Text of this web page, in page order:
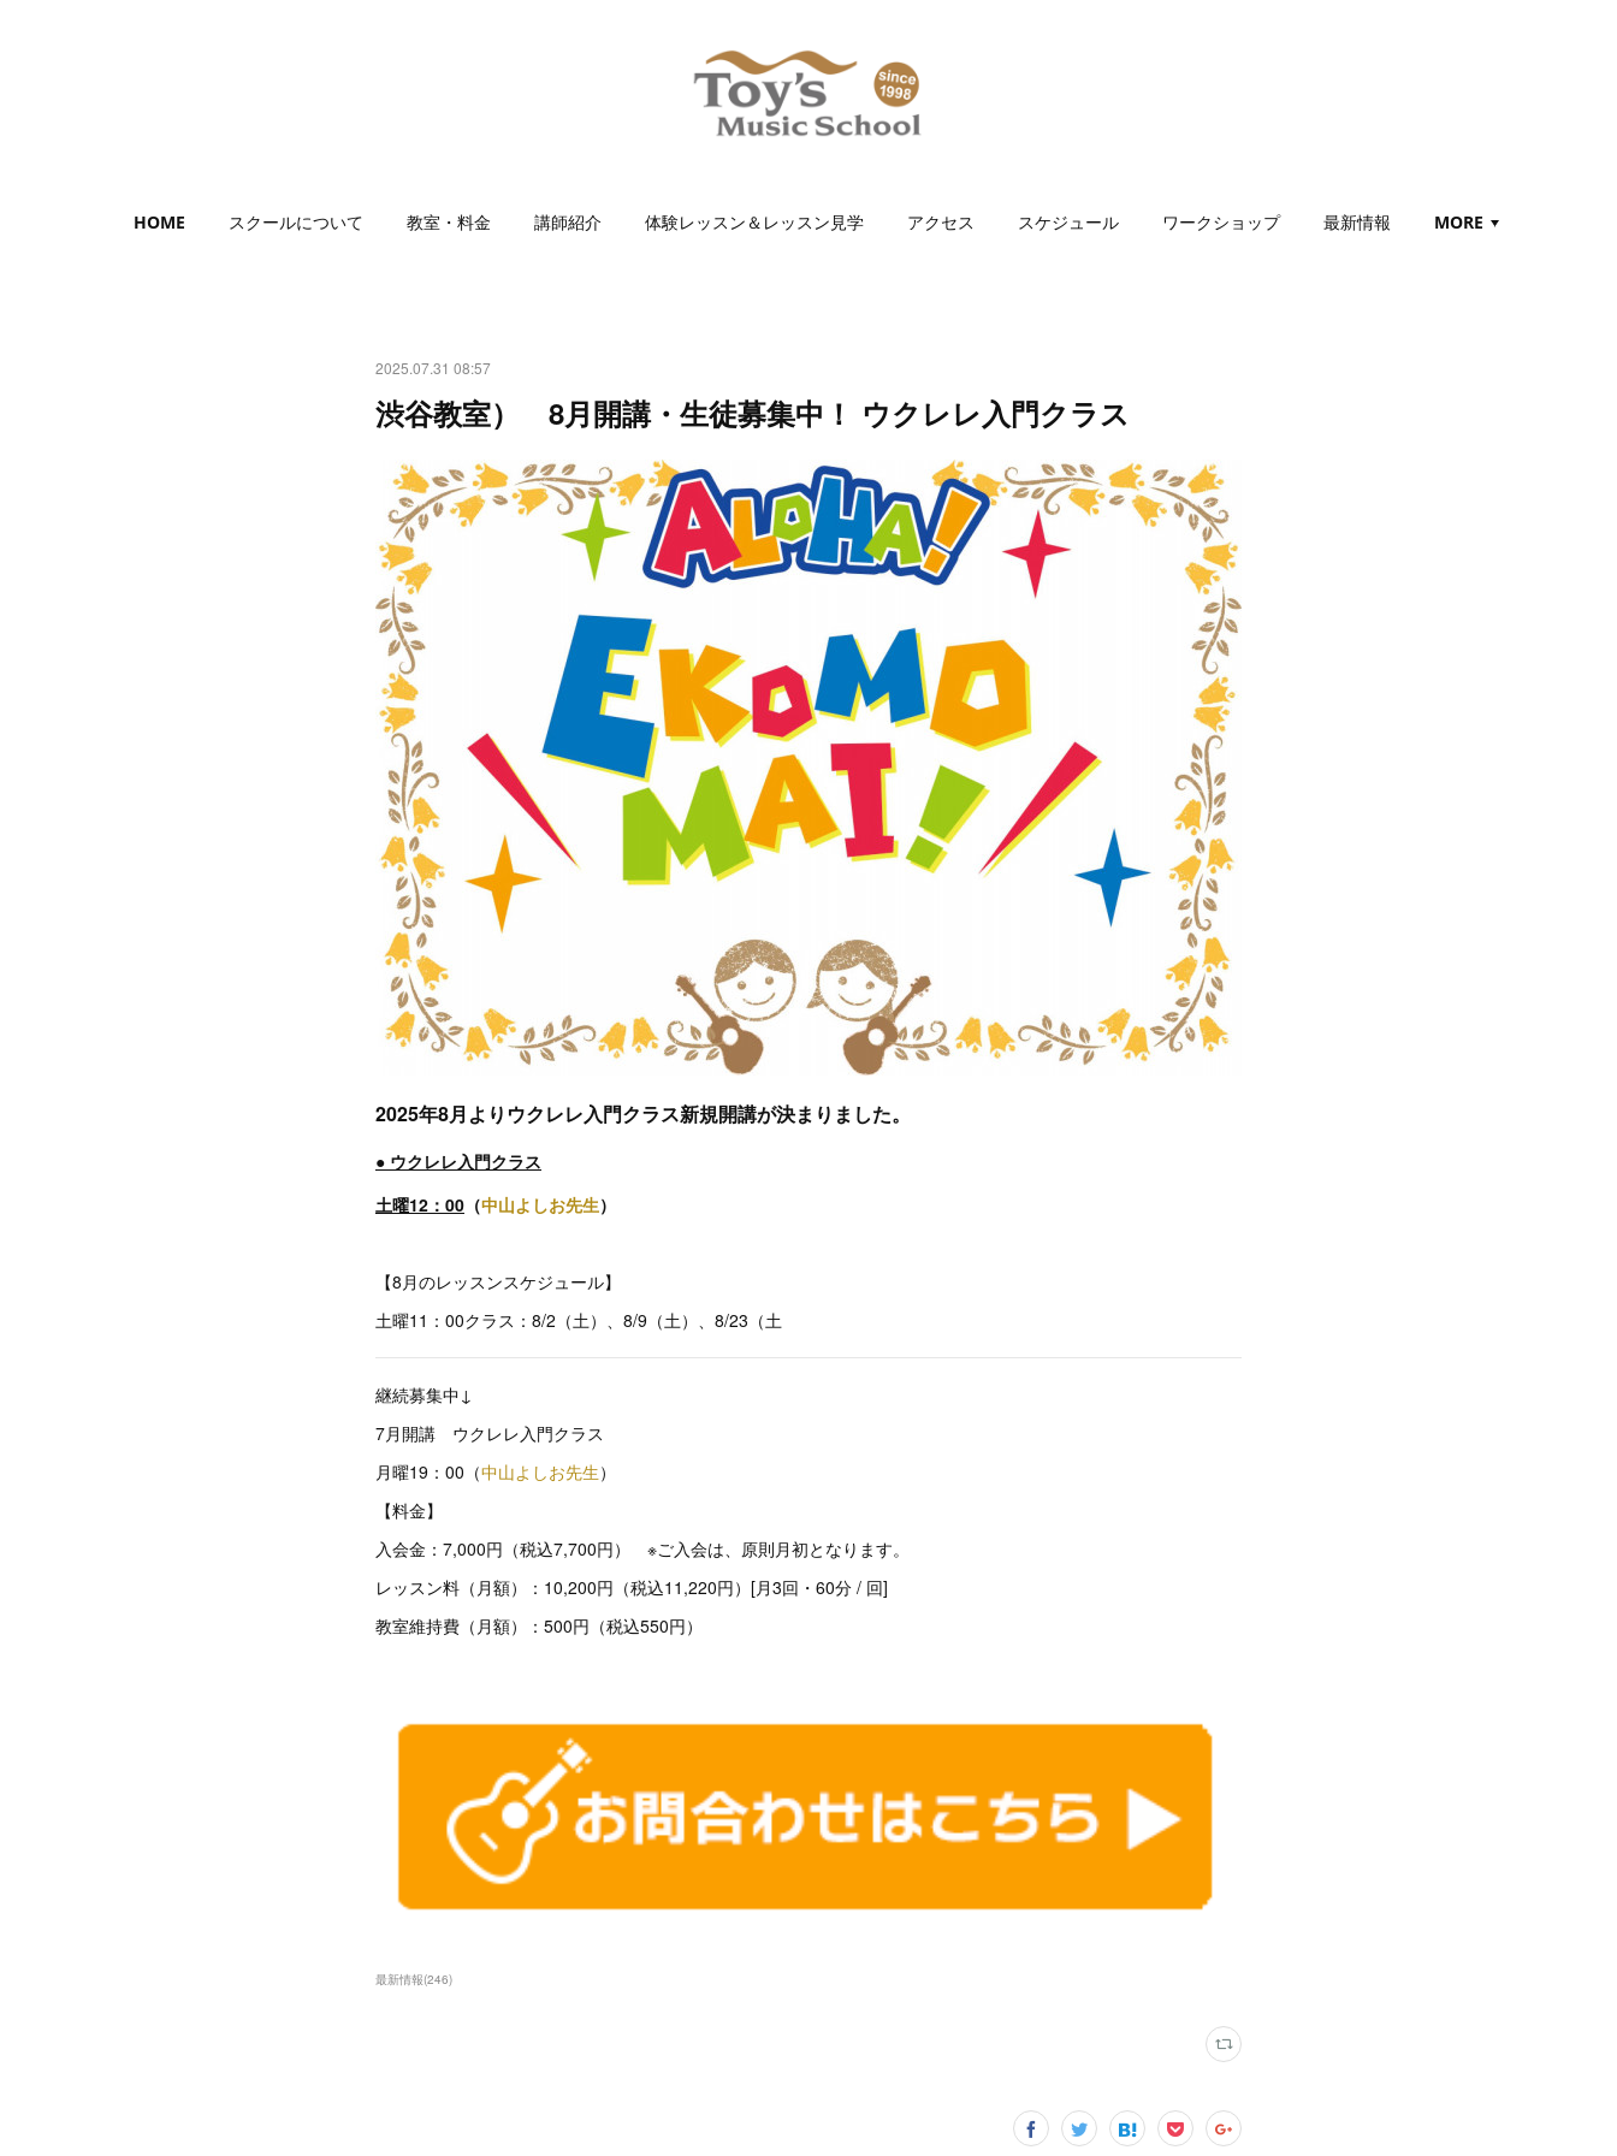
HOME スクールについて 教室・料金 講師紹介 体験レッスン＆レッスン見学 アクセス スケジュール ワークショップ 最新情報 MORE
2025.07.31 08:57
渋谷教室） 8月開講・生徒募集中！ ウクレレ入門クラス
2025年8月よりウクレレ入門クラス新規開講が決まりました。
● ウクレレ入門クラス
土曜12：00 （中山よしお先生）
【8月のレッスンスケジュール】
土曜11：00クラス：8/2（土）、8/9（土）、8/23（土
継続募集中↓
7月開講 ウクレレ入門クラス
月曜19：00（中山よしお先生）
【料金】
入会金：7,000円（税込7,700円） ※ご入会は、原則月初となります。
レッスン料（月額）：10,200円（税込11,220円）[月3回・60分 / 回]
教室維持費（月額）：500円（税込550円）
最新情報(246)